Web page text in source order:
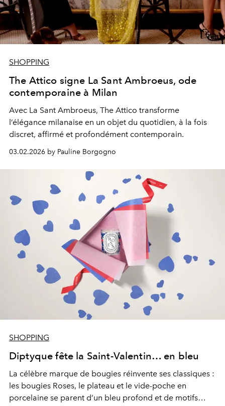
SHOPPING
The Attico signe La Sant Ambroeus, ode
contemporaine à Milan
Avec La Sant Ambroeus, The Attico transforme
l’élégance milanaise en un objet du quotidien, à la fois
discret, affirmé et profondément contemporain.
03.02.2026 by Pauline Borgogno
SHOPPING
Diptyque fête la Saint-Valentin… en bleu
La célèbre marque de bougies réinvente ses classiques :
les bougies Roses, le plateau et le vide-poche en
porcelaine se parent d’un bleu profond et de motifs